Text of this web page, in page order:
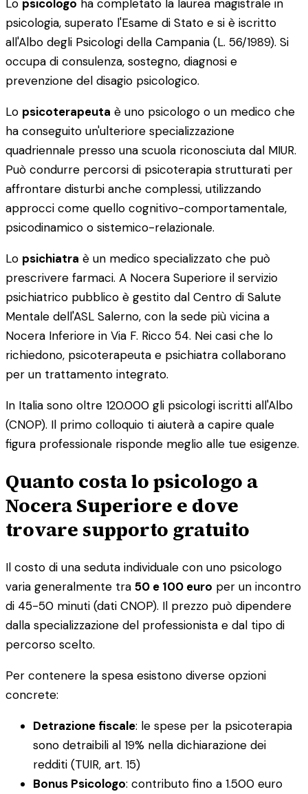
Lo psicologo ha completato la laurea magistrale in
psicologia, superato l'Esame di Stato e si è iscritto
all'Albo degli Psicologi della Campania (L. 56/1989). Si
occupa di consulenza, sostegno, diagnosi e
prevenzione del disagio psicologico.
Lo psicoterapeuta è uno psicologo o un medico che
ha conseguito un'ulteriore specializzazione
quadriennale presso una scuola riconosciuta dal MIUR.
Può condurre percorsi di psicoterapia strutturati per
affrontare disturbi anche complessi, utilizzando
approcci come quello cognitivo-comportamentale,
psicodinamico o sistemico-relazionale.
Lo psichiatra è un medico specializzato che può
prescrivere farmaci. A Nocera Superiore il servizio
psichiatrico pubblico è gestito dal Centro di Salute
Mentale dell'ASL Salerno, con la sede più vicina a
Nocera Inferiore in Via F. Ricco 54. Nei casi che lo
richiedono, psicoterapeuta e psichiatra collaborano
per un trattamento integrato.
In Italia sono oltre 120.000 gli psicologi iscritti all'Albo
(CNOP). Il primo colloquio ti aiuterà a capire quale
figura professionale risponde meglio alle tue esigenze.
Quanto costa lo psicologo a
Nocera Superiore e dove
trovare supporto gratuito
Il costo di una seduta individuale con uno psicologo
varia generalmente tra 50 e 100 euro per un incontro
di 45-50 minuti (dati CNOP). Il prezzo può dipendere
dalla specializzazione del professionista e dal tipo di
percorso scelto.
Per contenere la spesa esistono diverse opzioni
concrete:
Detrazione fiscale: le spese per la psicoterapia
sono detraibili al 19% nella dichiarazione dei
redditi (TUIR, art. 15)
Bonus Psicologo: contributo fino a 1.500 euro